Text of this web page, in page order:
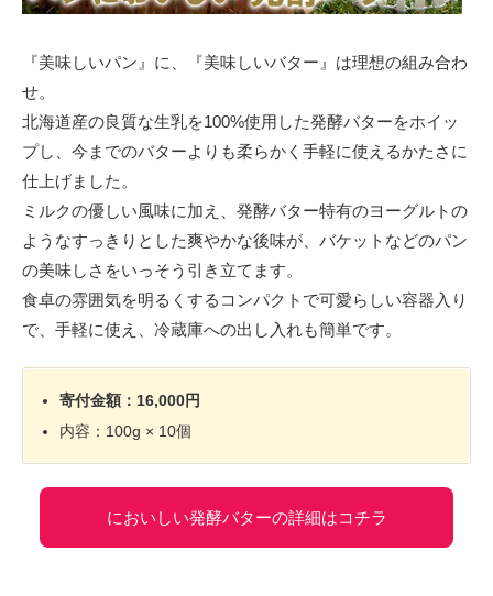
『美味しいパン』に、『美味しいバター』は理想の組み合わ
せ。
北海道産の良質な生乳を100%使用した発酵バターをホイッ
プし、今までのバターよりも柔らかく手軽に使えるかたさに
仕上げました。
ミルクの優しい風味に加え、発酵バター特有のヨーグルトの
ようなすっきりとした爽やかな後味が、バケットなどのパン
の美味しさをいっそう引き立てます。
食卓の雰囲気を明るくするコンパクトで可愛らしい容器入り
で、手軽に使え、冷蔵庫への出し入れも簡単です。
寄付金額：16,000円
内容：100g × 10個
においしい発酵バターの詳細はコチラ